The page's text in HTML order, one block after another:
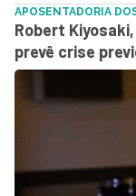
APOSENTADORIA
Robert Kiyosaki,
prevê crise